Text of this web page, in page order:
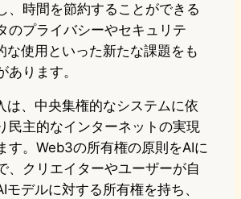
、時間を節約することができる
のプライバシーやセキュリテ
な使用といった新たな課題をも
あります。
は、中央集権的なシステムに依
民主的なインターネットの実現
す。Web3の所有権の原則をAIに
、クリエイターやユーザーが自
モデルに対する所有権を持ち、